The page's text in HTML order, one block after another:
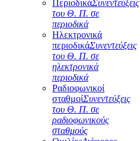
ΠεριοδικάΣυνεντεύξεις
του Θ. Π. σε
περιοδικά
Ηλεκτρονικά
περιοδικάΣυνεντεύξεις
του Θ. Π. σε
ηλεκτρονικά
περιοδικά
Ραδιοφωνικοί
σταθμοίΣυνεντεύξεις
του Θ. Π. σε
ραδιοφωνικούς
σταθμούς